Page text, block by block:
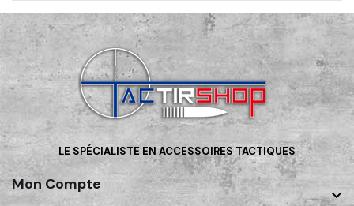
LE SPÉCIALISTE EN ACCESSOIRES TACTIQUES
Mon Compte
